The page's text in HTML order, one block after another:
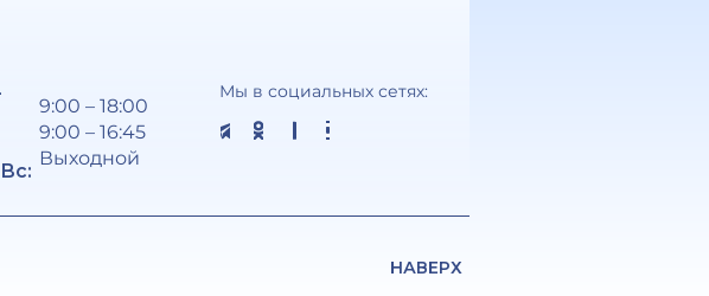
9:00 – 18:00
9:00 – 16:45
Выходной
Мы в социальных сетях:
НАВЕРХ